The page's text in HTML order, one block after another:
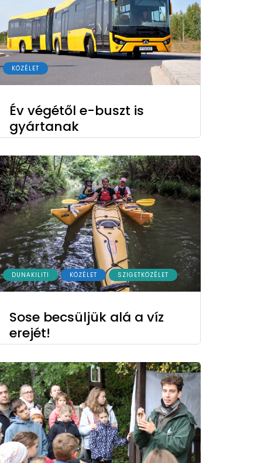
KÖZÉLET
Év végétől e-buszt is
gyártanak
DUNAKILITI KÖZÉLET SZIGETKÖZÉLET
Sose becsüljük alá a víz
erejét!